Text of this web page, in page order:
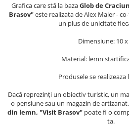
Muzeul National Brukenthal Sibiu
Muzeul National de Istorie a
Orase si zone istorice
Cluj Napoca
Colonada Imperiala, Buzias
Romania
Sacose bumbac
Suport pahare suvenir
Suport pahare suvenir din lemn
Tablouri acuarela
Tablouri gravate
Grafica care stă la bazaGlob de
Brasov"este realizata de Alex Maier -
un plus de unicitate
Dimensiune: 10
Material: lemn
Produsele se realizeaza
Dacă reprezinți un obiectiv turistic, un
o pensiune sau un magazin de artizanat,
din lemn, "Visit Brasov" poate fi o
ta.